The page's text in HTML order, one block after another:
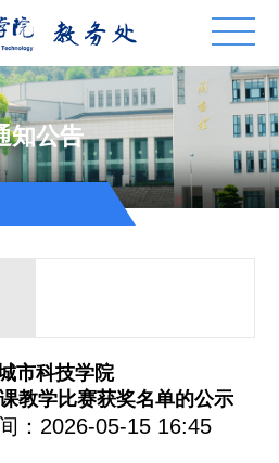
知公告
市科技学院
教学比赛获奖名单的公示
：2026-05-15 16:45